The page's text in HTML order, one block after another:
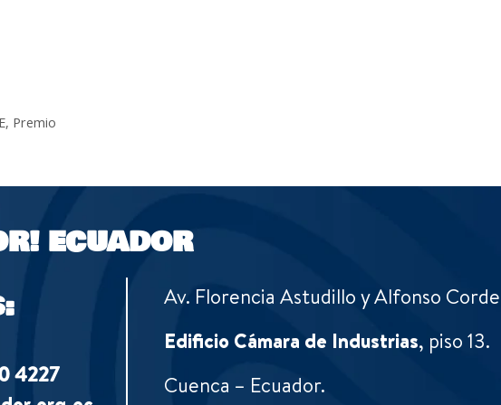
, Premio
ECUADOR
4227
Av. Florencia Astudillo y Alfonso
Edificio Cámara de Industrias, piso 13.
Cuenca – Ecuador.